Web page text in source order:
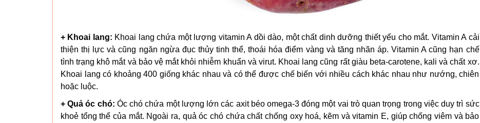
+ Khoai lang: Khoai lang chứa một lượng vitamin A dồi dào, một chất dinh dưỡng thiết yếu cho mắt. Vitamin A cải
thiện thị lực và cũng ngăn ngừa đục thủy tinh thể, thoái hóa điểm vàng và tăng nhãn áp. Vitamin A cũng hạn chế
tình trạng khô mắt và bảo vệ mắt khỏi nhiễm khuẩn và virut. Khoai lang cũng rất giàu beta-carotene, kali và chất xơ.
Khoai lang có khoảng 400 giống khác nhau và có thể được chế biến với nhiều cách khác nhau như nướng, chiên
hoặc luộc.
+ Quả óc chó: Óc chó chứa một lượng lớn các axit béo omega-3 đóng một vai trò quan trọng trong việc duy trì sức
khoẻ tổng thể của mắt. Ngoài ra, quả óc chó chứa chất chống oxy hoá, kẽm và vitamin E, giúp chống viêm và bảo